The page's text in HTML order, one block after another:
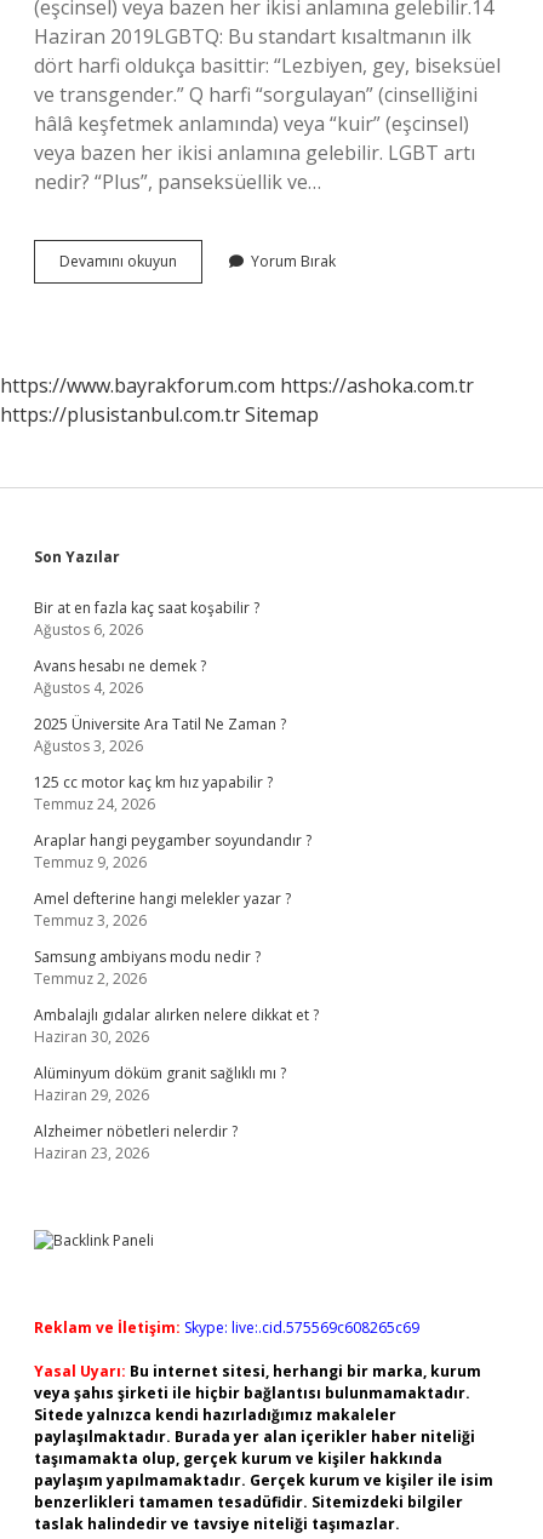
(eşcinsel) veya bazen her ikisi anlamına gelebilir.14
Haziran 2019LGBTQ: Bu standart kısaltmanın ilk
dört harfi oldukça basittir: “Lezbiyen, gey, biseksüel
ve transgender.” Q harfi “sorgulayan” (cinselliğini
hâlâ keşfetmek anlamında) veya “kuir” (eşcinsel)
veya bazen her ikisi anlamına gelebilir. LGBT artı
nedir? “Plus”, panseksüellik ve…
Devamını okuyun
Daki
Yorum Bırak
https://www.bayrakforum.com https://ashoka.com.tr
https://plusistanbul.com.trSitemap
Sidebar
Son Yazılar
Bir at en fazla kaç saat koşabilir ?
Ağustos 6, 2026
Avans hesabı ne demek ?
Ağustos 4, 2026
2025 Üniversite Ara Tatil Ne Zaman ?
Ağustos 3, 2026
125 cc motor kaç km hız yapabilir ?
Temmuz 24, 2026
Araplar hangi peygamber soyundandır ?
Temmuz 9, 2026
Amel defterine hangi melekler yazar ?
Temmuz 3, 2026
Samsung ambiyans modu nedir ?
Temmuz 2, 2026
Ambalajlı gıdalar alırken nelere dikkat et ?
Haziran 30, 2026
Alüminyum döküm granit sağlıklı mı ?
Haziran 29, 2026
Alzheimer nöbetleri nelerdir ?
Haziran 23, 2026
Reklam ve İletişim: Skype: live:.cid.575569c608265c69
Yasal Uyarı: Bu internet sitesi, herhangi bir marka, kurum
veya şahıs şirketi ile hiçbir bağlantısı bulunmamaktadır.
Sitede yalnızca kendi hazırladığımız makaleler
paylaşılmaktadır. Burada yer alan içerikler haber niteliği
taşımamakta olup, gerçek kurum ve kişiler hakkında
paylaşım yapılmamaktadır. Gerçek kurum ve kişiler ile isim
benzerlikleri tamamen tesadüfidir. Sitemizdeki bilgiler
taslak halindedir ve tavsiye niteliği taşımazlar.